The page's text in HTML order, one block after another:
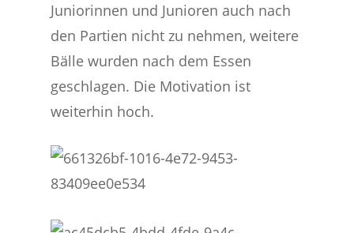
Juniorinnen und Junioren auch nach
den Partien nicht zu nehmen, weitere
Bälle wurden nach dem Essen
geschlagen. Die Motivation ist
weiterhin hoch.